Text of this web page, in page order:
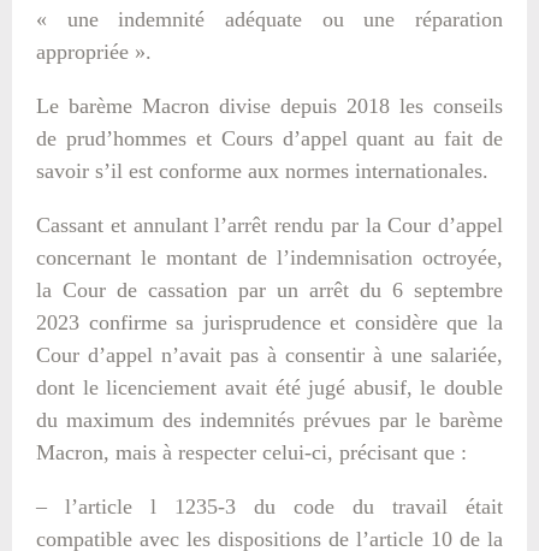
« une indemnité adéquate ou une réparation
appropriée ».
Le barème Macron divise depuis 2018 les conseils
de prud’hommes et Cours d’appel quant au fait de
savoir s’il est conforme aux normes internationales.
Cassant et annulant l’arrêt rendu par la Cour d’appel
concernant le montant de l’indemnisation octroyée,
la Cour de cassation par un arrêt du 6 septembre
2023 confirme sa jurisprudence et considère que la
Cour d’appel n’avait pas à consentir à une salariée,
dont le licenciement avait été jugé abusif, le double
du maximum des indemnités prévues par le barème
Macron, mais à respecter celui-ci, précisant que :
– l’article l 1235-3 du code du travail était
compatible avec les dispositions de l’article 10 de la